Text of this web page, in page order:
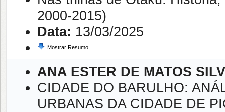
2000-2015)
Data: 13/03/2025
Mostrar Resumo
ANA ESTER DE MATOS
CIDADE DO BARULHO:
URBANAS DA CIDADE DE